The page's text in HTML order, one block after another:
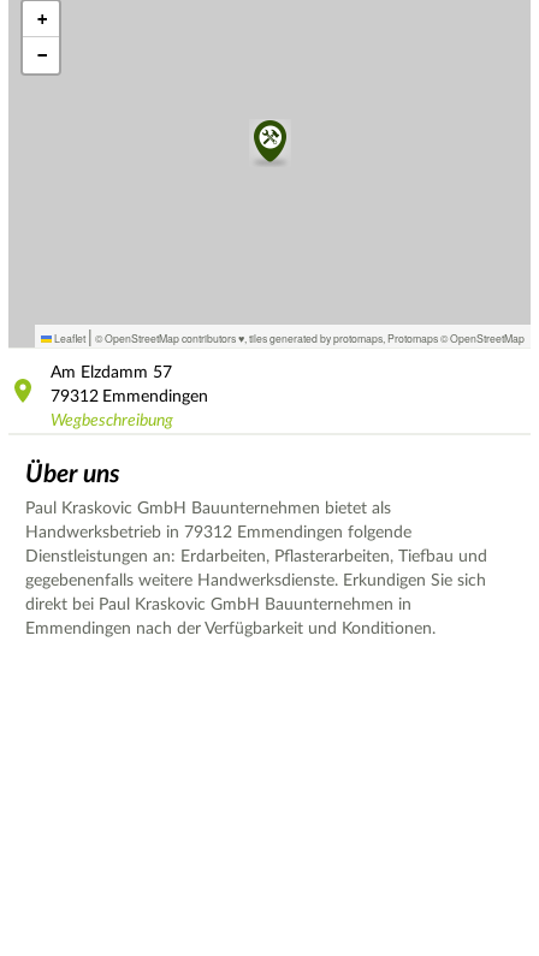
+
−
Leaflet | © OpenStreetMap contributors ♥, tiles generated by protomaps Protomaps©OpenStreetMap
Am Elzdamm 57
79312 Emmendingen
Wegbeschreibung
Über uns
Paul Kraskovic GmbH Bauunternehmen bietet als
Handwerksbetrieb in 79312 Emmendingen folgende
Dienstleistungen an: Erdarbeiten, Pflasterarbeiten, Tiefbau und
gegebenenfalls weitere Handwerksdienste. Erkundigen Sie sich
direkt bei Paul Kraskovic GmbH Bauunternehmen in
Emmendingen nach der Verfügbarkeit und Konditionen.